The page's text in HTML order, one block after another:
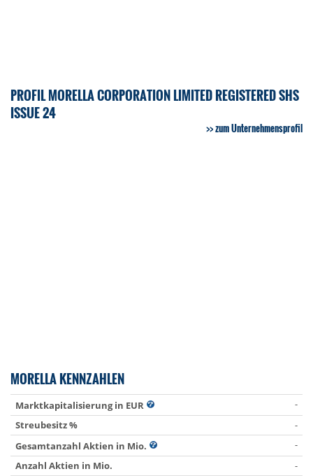
PROFIL MORELLA CORPORATION LIMITED REGISTERED SHS
ISSUE 24
zum Unternehmensprofil
MORELLA KENNZAHLEN
Marktkapitalisierung in EUR
-
Streubesitz %
-
Gesamtanzahl Aktien in Mio.
-
Anzahl Aktien in Mio.
-